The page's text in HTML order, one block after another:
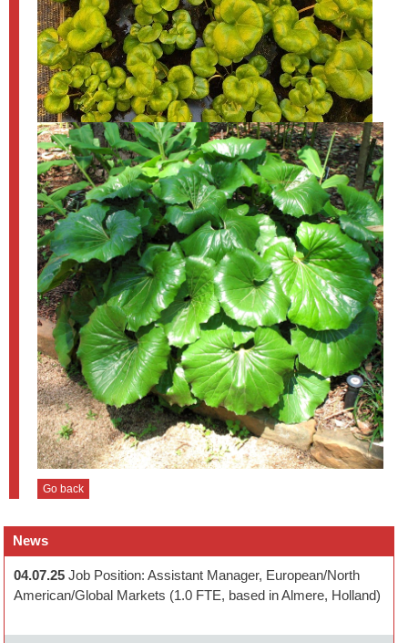
Go back
News
04.07.25 Job Position: Assistant Manager, European/North
American/Global Markets (1.0 FTE, based in Almere, Holland)